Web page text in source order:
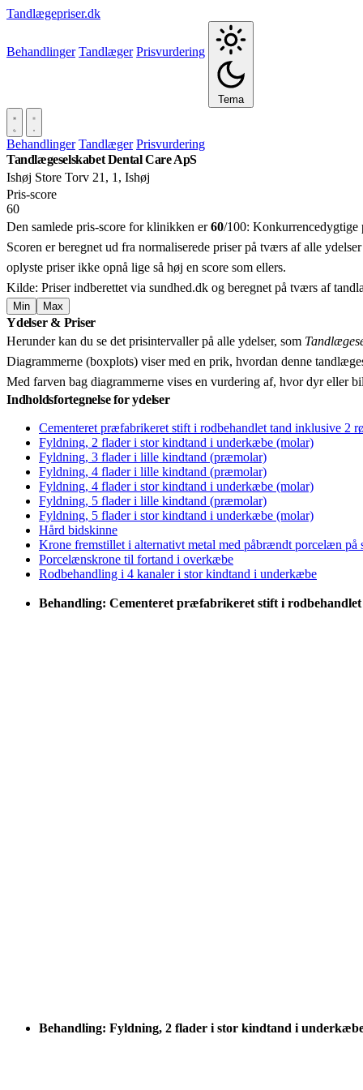
Tandlægepriser.dk
Behandlinger Tandlæger Prisvurdering
Tema
Behandlinger Tandlæger Prisvurdering
Tandlægeselskabet Dental Care ApS
Ishøj Store Torv 21, 1, Ishøj
Pris‑score
60
Den samlede pris-score for klinikken er60/100: Konkurrencedygtige
Scoren er beregnet ud fra normaliserede priser på tværs af alle
oplyste priser ikke opnå lige så høj en score som ellers.
Kilde: Priser indberettet via sundhed.dk og beregnet på tværs af
Min Max
+
−
Ydelser & Priser
Herunder kan du se det prisintervaller på alle ydelser, som
Diagrammerne (boxplots) viser med en prik, hvordan denne
Med farven bag diagrammerne vises en vurdering af, hvor dyr eller
Indholdsfortegnelse for ydelser
Cementeret præfabrikeret stift i rodbehandlet tand inklusive 2
Fyldning, 2 flader i stor kindtand i underkæbe (molar)
Fyldning, 3 flader i lille kindtand (præmolar)
Fyldning, 4 flader i lille kindtand (præmolar)
Fyldning, 4 flader i stor kindtand i underkæbe (molar)
Fyldning, 5 flader i lille kindtand (præmolar)
Fyldning, 5 flader i stor kindtand i underkæbe (molar)
Hård bidskinne
Krone fremstillet i alternativt metal med påbrændt porcelæn
Porcelænskrone til fortand i overkæbe
Rodbehandling i 4 kanaler i stor kindtand i underkæbe
Behandling: Cementeret præfabrikeret stift i
Behandling: Fyldning, 2 flader i stor kindtand i